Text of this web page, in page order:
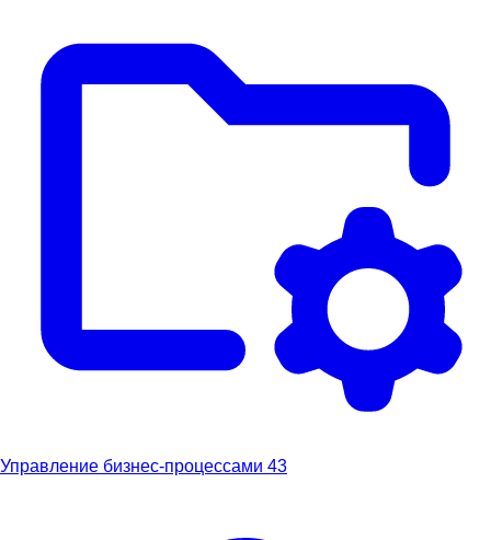
Управление бизнес-процессами 43